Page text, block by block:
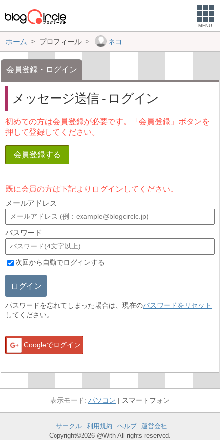
MENU
ホーム プロフィール ネコ
会員登録・ログイン
メッセージ送信 - ログイン
初めての方は会員登録が必要です。「会員登録」ボタンを
押して登録してください。
会員登録する
既に会員の方は下記よりログインしてください。
メールアドレス
パスワード
次回から自動でログインする
ログイン
パスワードを忘れてしまった場合は、現在のパスワードをリセット
してください。
Googleでログイン
パソコン スマートフォン
サークル 利用規約 ヘルプ
運営会社
Copyright©2026 @With All rights reserved.